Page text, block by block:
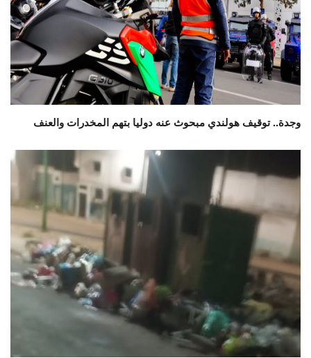
وجدة.. توقيف هولندي مبحوث عنه دوليا بتهم المخدرات والعنف